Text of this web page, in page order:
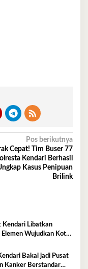
Pos berikutnya
Cepat! Tim Buser 77
Kendari Berhasil
Kasus Penipuan
Brilink
Kendari Libatkan
Elemen Wujudkan Kota
Bakal jadi Pusat
Kanker Berstandar